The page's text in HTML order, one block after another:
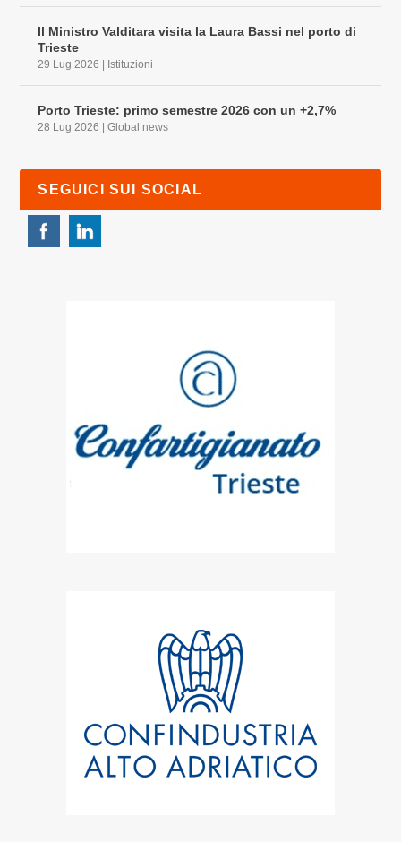
Il Ministro Valditara visita la Laura Bassi nel porto di
Trieste
29 Lug 2026 Istituzioni
Porto Trieste: primo semestre 2026 con un +2,7%
28 Lug 2026 |Global news
SEGUICI SUI SOCIAL